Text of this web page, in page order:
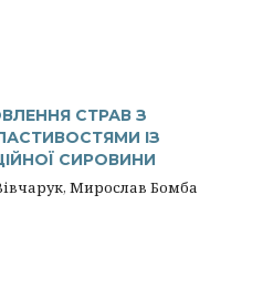
СТРАВ З
ІЗ
СИРОВИНИ
Мирослав Бомба